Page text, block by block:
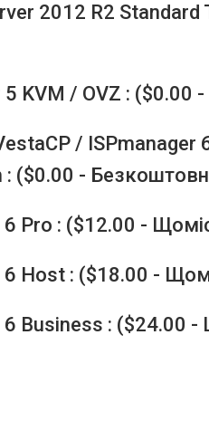
2012 R2 Standard
KVM / OVZ : ($0.00
/ ISPmanager
: ($0.00 -
6 Pro : ($12.00 -
6 Host : ($18.00 -
6 Business : ($24.00